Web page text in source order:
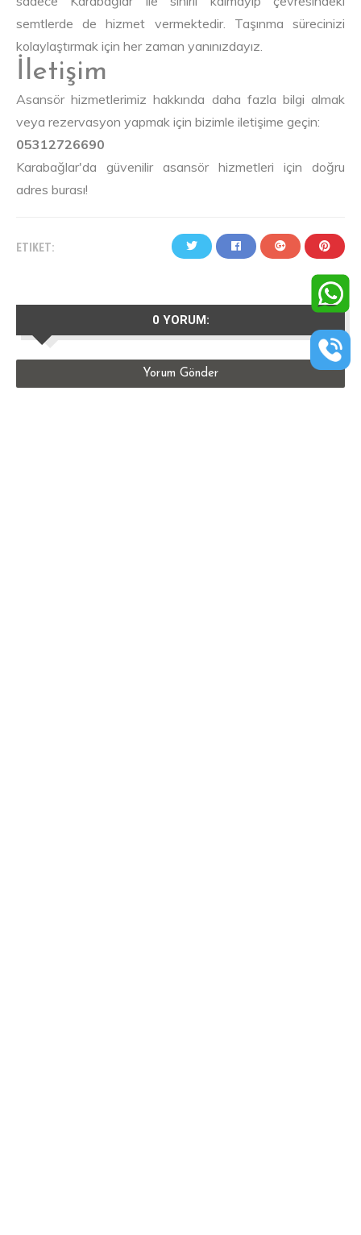
semtlerde de hizmet vermektedir. Taşınma sürecinizi
kolaylaştırmak için her zaman yanınızdayız.
İletişim
Asansör hizmetlerimiz hakkında daha fazla bilgi almak
veya rezervasyon yapmak için bizimle iletişime geçin:
05312726690
Karabağlar'da güvenilir asansör hizmetleri için doğru
adres burası!
ETIKET:
0 YORUM:
Yorum Gönder